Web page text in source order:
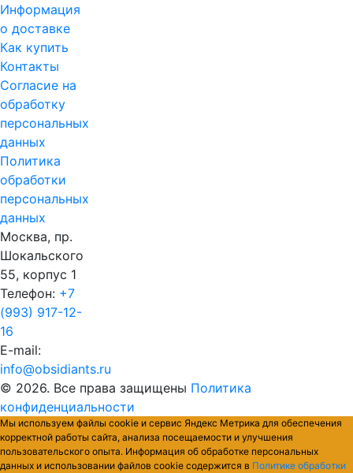
Информация
о доставке
Как купить
Контакты
Согласие на
обработку
персональных
данных
Политика
обработки
персональных
данных
Москва, пр.
Шокальского
55, корпус 1
Телефон: +7
(993) 917-12-
16
E-mail:
info@obsidiants.ru
© 2026. Все права защищены Политика
конфиденциальности
Мы используем файлы cookie и сервис Яндекс Метрика для обеспечения
корректной работы сайта, анализа посещаемости и улучшения
пользовательского опыта. Информация об обработке персональных
данных и использовании файлов cookie содержится в Политике обработки